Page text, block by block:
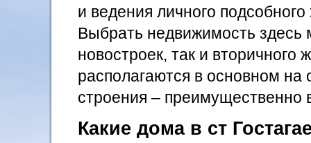
и ведения личного подсобного
Выбрать недвижимость здесь
новостроек, так и вторичного
располагаются в основном на
строения – преимущественно
Какие дома в ст